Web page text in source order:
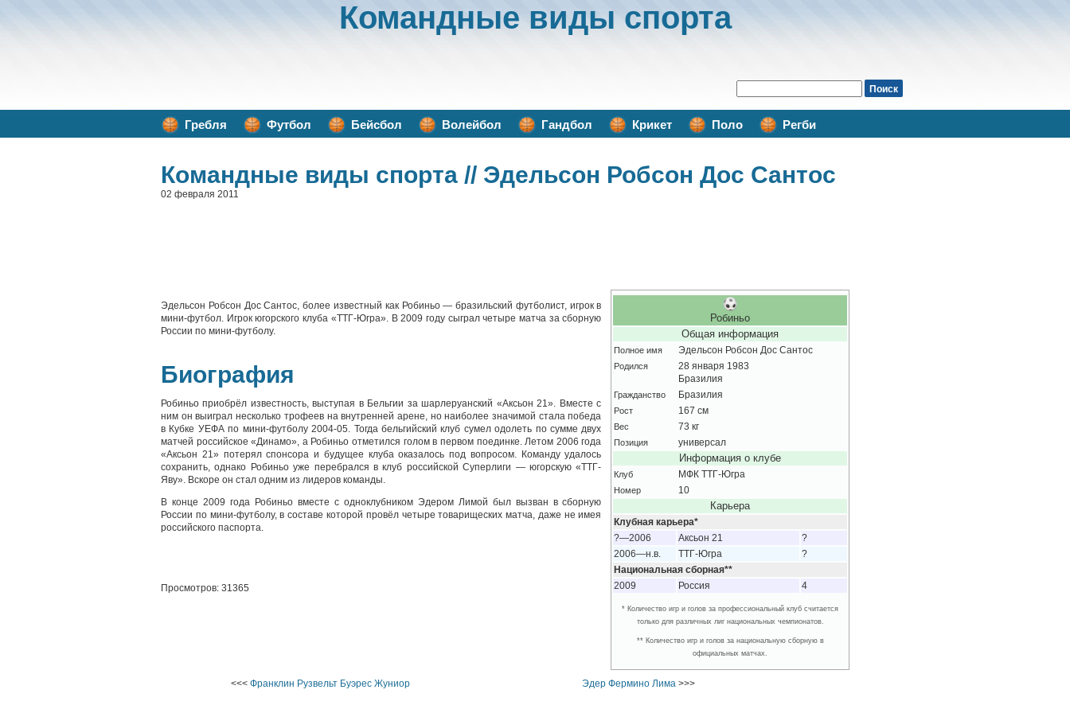
Командные виды спорта
Гребля Футбол Бейсбол Волейбол Гандбол Крикет Поло Регби
Командные виды спорта // Эдельсон Робсон Дос Сантос
02 февраля 2011
Робиньо
Общая информация
Полное имя
Эдельсон Робсон Дос Сантос
Родился
28 января 1983
Бразилия
Гражданство
Бразилия
Рост
167 см
Вес
73 кг
Позиция
универсал
Информация о клубе
Клуб
МФК ТТГ-Югра
Номер
10
Карьера
Клубная карьера*
?—2006
Аксьон 21
?
2006—н.в.
ТТГ-Югра
?
Национальная сборная**
2009
Россия 4
* Количество игр и голов за профессиональный клуб считается
только для различных лиг национальных чемпионатов.
** Количество игр и голов за национальную сборную в
официальных матчах.
Эдельсон Робсон Дос Сантос, более известный как Робиньо — бразильский футболист, игрок в
мини-футбол. Игрок югорского клуба «ТТГ-Югра». В 2009 году сыграл четыре матча за сборную
России по мини-футболу.
Биография
Робиньо приобрёл известность, выступая в Бельгии за шарлеруанский «Аксьон 21». Вместе с
ним он выиграл несколько трофеев на внутренней арене, но наиболее значимой стала победа
в Кубке УЕФА по мини-футболу 2004-05. Тогда бельгийский клуб сумел одолеть по сумме двух
матчей российское «Динамо», а Робиньо отметился голом в первом поединке. Летом 2006 года
«Аксьон 21» потерял спонсора и будущее клуба оказалось под вопросом. Команду удалось
сохранить, однако Робиньо уже перебрался в клуб российской Суперлиги — югорскую «ТТГ-
Яву». Вскоре он стал одним из лидеров команды.
В конце 2009 года Робиньо вместе с одноклубником Эдером Лимой был вызван в сборную
России по мини-футболу, в составе которой провёл четыре товарищеских матча, даже не имея
российского паспорта.
Просмотров: 31365
<<< Франклин Рузвельт Буэрес Жуниор Эдер Фермино Лима >>>